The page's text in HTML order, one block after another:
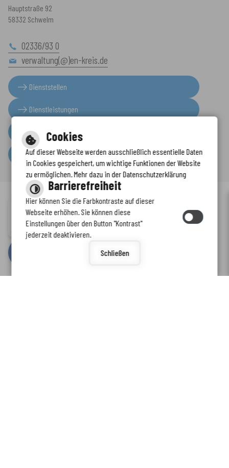
Hauptstraße 92
58332 Schwelm
02336/93 0
verwaltung(@)en-kreis.de
Dienststellen
Dienstleistungen
Presseinformationen
Serviceportal
Inhalt-Impressum-Datenschutzerklärung Kontaktformular -
Barrierefreiheit
bycm citymedia GmbH
Immer auf dem neuesten Stand
www.enkreis.de möchte Ihnen Benachrichtigungen senden
Cookies
Auf dieser Webseite werden ausschließlich essentielle Daten
in Cookies gespeichert, um wichtige Funktionen der Website
zu ermöglichen. Mehr dazu in der Datenschutzerklärung
Barrierefreiheit
Hier können Sie die Farbkontraste auf dieser
Webseite erhöhen. Sie können diese
Einstellungen über den Button "Kontrast"
jederzeit deaktivieren.
Schließen